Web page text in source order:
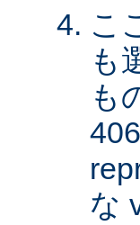
こ
も
も
な